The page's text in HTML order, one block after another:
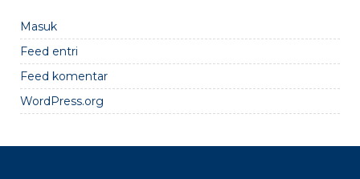
Masuk
Feed entri
Feed komentar
WordPress.org